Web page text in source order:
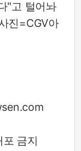
"고 털어놔
진=CGV아
금지